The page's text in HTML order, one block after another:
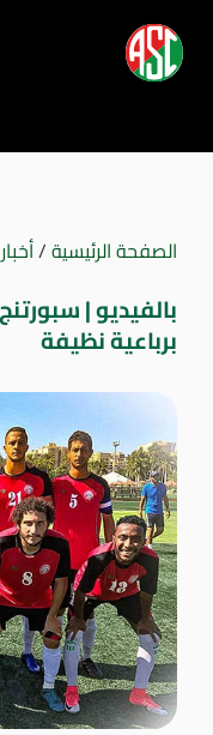
الصفحة الرئيسية/
بالفيديو |
برباعية نظيفة